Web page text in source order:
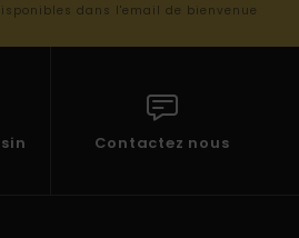
dans l'email de bienvenue
Contactez nous